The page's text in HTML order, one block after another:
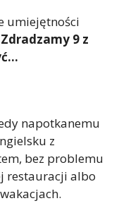
umiejętności
Zdradzamy 9 z
napotkanemu
z
bez problemu
restauracji albo